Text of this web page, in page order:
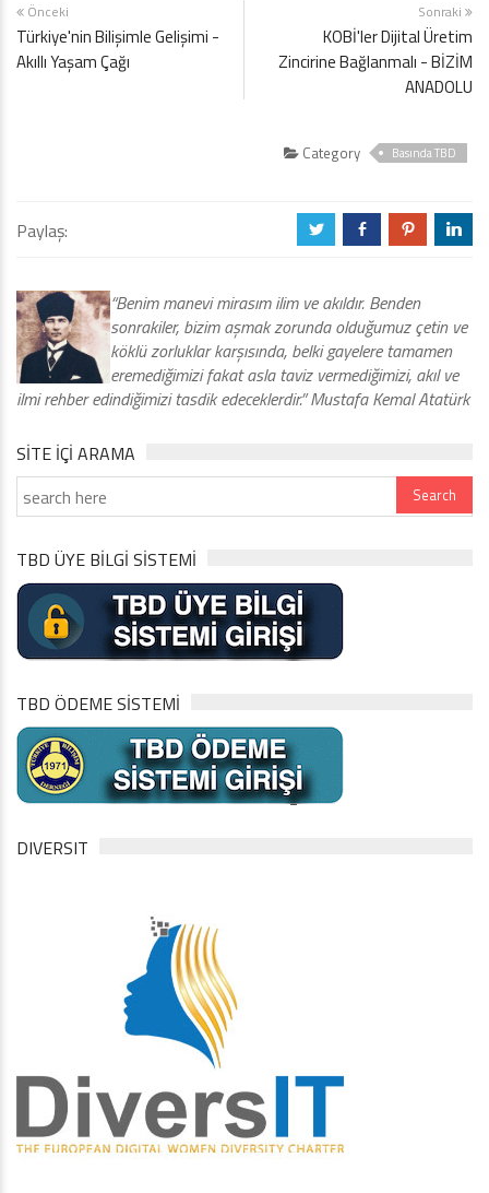
Önceki
Türkiye'nin Bilişimle Gelişimi -
Akıllı Yaşam Çağı
Sonraki
KOBİ'ler Dijital Üretim
Zincirine Bağlanmalı - BİZİM
ANADOLU
Category Basında TBD
Paylaş: a b d j
“Benim manevi mirasım ilim ve akıldır. Benden
sonrakiler, bizim aşmak zorunda olduğumuz çetin ve
köklü zorluklar karşısında, belki gayelere tamamen
eremediğimizi fakat asla taviz vermediğimizi, akıl ve
ilmi rehber edindiğimizi tasdik edeceklerdir.” Mustafa Kemal Atatürk
SITE IÇI ARAMA
TBD ÜYE BİLGİ SİSTEMİ
TBD ÖDEME SİSTEMİ
DIVERSIT